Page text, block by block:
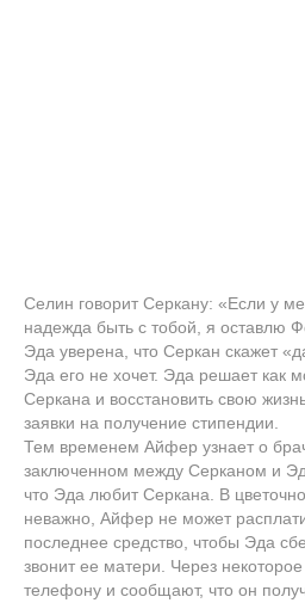
Селин говорит Серкану: «Если у
надежда быть с тобой, я оставлю
Эда уверена, что Серкан скажет
Эда его не хочет. Эда решает как
Серкана и восстановить свою
заявки на получение стипендии.
Тем временем Айфер узнает о
заключенном между Серканом и
что Эда любит Серкана. В
неважно, Айфер не может
последнее средство, чтобы Эда
звонит ее матери. Через
телефону и сообщают, что он